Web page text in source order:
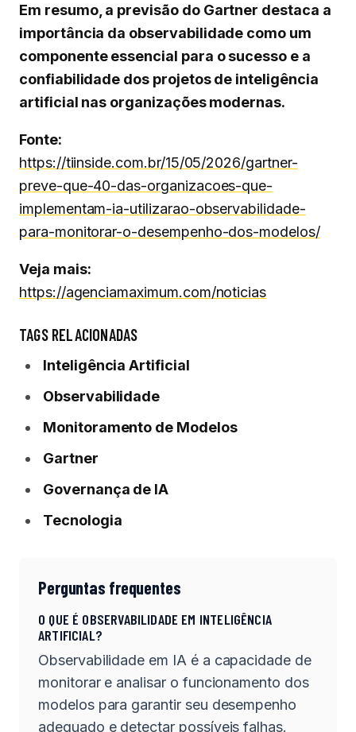
Em resumo, a previsão do Gartner destaca a
importância da observabilidade como um
componente essencial para o sucesso e a
confiabilidade dos projetos de inteligência
artificial nas organizações modernas.
Fonte:
https://tiinside.com.br/15/05/2026/gartner-
preve-que-40-das-organizacoes-que-
implementam-ia-utilizarao-observabilidade-
para-monitorar-o-desempenho-dos-modelos/
Veja mais:
https://agenciamaximum.com/noticias
TAGS RELACIONADAS
Inteligência Artificial
Observabilidade
Monitoramento de Modelos
Gartner
Governança de IA
Tecnologia
Perguntas frequentes
O QUE É OBSERVABILIDADE EM INTELIGÊNCIA
ARTIFICIAL?
Observabilidade em IA é a capacidade de
monitorar e analisar o funcionamento dos
modelos para garantir seu desempenho
adequado e detectar possíveis falhas.